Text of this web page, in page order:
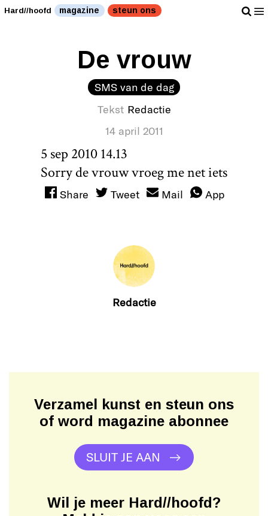
Hard//hoofd magazine steun ons
De vrouw
SMS van de dag
Tekst Redactie
14 april 2011
5 sep 2010 14.13
Sorry de vrouw vroeg me net iets
Share Tweet Mail App
Redactie
Verzamel kunst en steun ons
of word magazine abonnee
SLUIT JE AAN
Wil je meer Hard//hoofd?